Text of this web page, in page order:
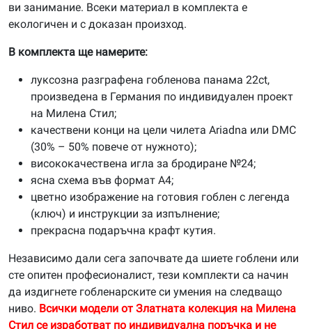
ви занимание. Всеки материал в комплекта е
екологичен и с доказан произход.
В комплекта ще намерите:
луксозна разграфена гобленова панама 22ct,
произведена в Германия по индивидуален проект
на Милена Стил;
качествени конци на цели чилета Ariadna или DMC
(30% – 50% повече от нужното);
висококачествена игла за бродиране №24;
ясна схема във формат А4;
цветно изображение на готовия гоблен с легенда
(ключ) и инструкции за изпълнение;
прекрасна подаръчна крафт кутия.
Независимо дали сега започвате да шиете гоблени или
сте опитен професионалист, тези комплекти са начин
да издигнете гобленарските си умения на следващо
ниво. Всички модели от Златната колекция на Милена
Стил се изработват по индивидуална поръчка и не